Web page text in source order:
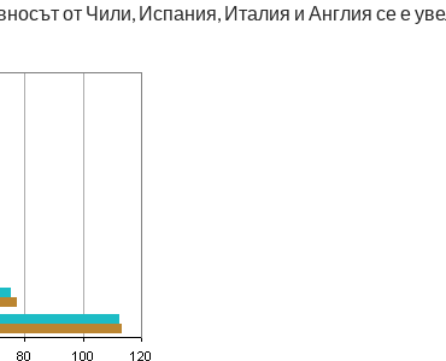
от Чили, Испания, Италия и Англия се е